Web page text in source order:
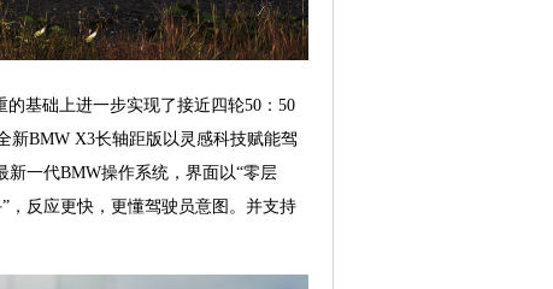
基础上进一步实现了接近四轮50：50
新BMW X3长轴距版以灵感科技赋能驾
新一代BMW操作系统，界面以“零层
，反应更快，更懂驾驶员意图。并支持